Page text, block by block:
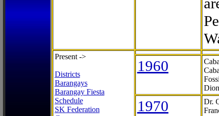
Present ->
Districts
Barangays
Barangay Fiesta
Schedule
SK Federation
1960
1970
Dr.